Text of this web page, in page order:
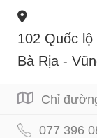
102 Quốc
Bà Rịa -
Chỉ
077 396